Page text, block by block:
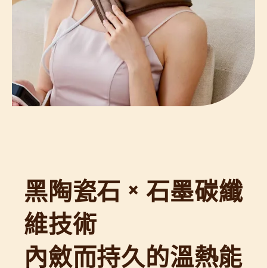
黑陶瓷石 × 石墨碳纖
維技術
內斂而持久的溫熱能